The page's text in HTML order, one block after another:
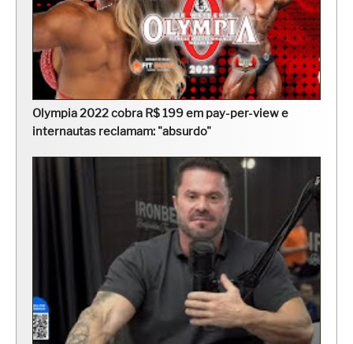
Olympia 2022 cobra R$ 199 em pay-per-view e
internautas reclamam: "absurdo"